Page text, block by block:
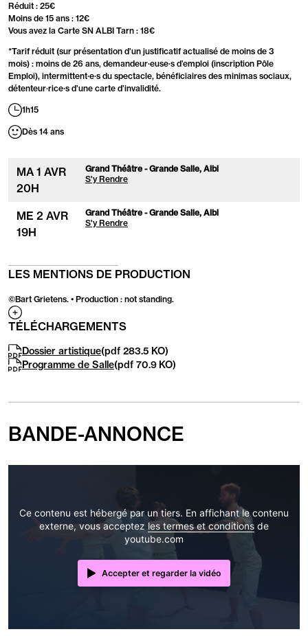
Réduit : 25€
Moins de 15 ans : 12€
Vous avez la Carte SN ALBI Tarn : 18€
*Tarif réduit (sur présentation d’un justificatif actualisé de moins de 3
mois) : moins de 26 ans, demandeur·euse·s d’emploi (inscription Pôle
Emploi), intermittent·e·s du spectacle, bénéficiaires des minimas sociaux,
détenteur·rice·s d’une carte d’invalidité.
1h15
Dès 14 ans
MA 1 AVR
20H
Grand Théâtre - Grande Salle, Albi
S'y Rendre
ME 2 AVR
19H
Grand Théâtre - Grande Salle, Albi
S'y Rendre
LES MENTIONS DE PRODUCTION
©Bart Grietens. • Production : not standing.
Afficher
la
TÉLÉCHARGEMENTS
Dossier artistique(pdf 283.5 KO)
Programme de Salle(pdf 70.9 KO)
BANDE-ANNONCE
Ce contenu est hébergé par un tiers. En affichant le contenu
externe, vous acceptez les termes et conditions de
youtube.com
Accepter et regarder la vidéo